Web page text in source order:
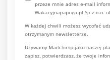
przeze mnie adres e-mail
Wakacyjnapapuga.pl Sp.z o.o.
W każdej chwili możesz wycofać
otrzymanym newsletterze.
Używamy Mailchimp jako naszej
zapisz, potwierdzasz, że twoje